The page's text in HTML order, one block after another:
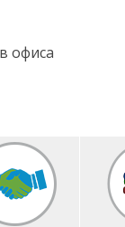
офиса